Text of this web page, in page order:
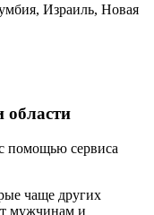
Израиль, Новая
области
помощью сервиса
чаще других
мужчинам и